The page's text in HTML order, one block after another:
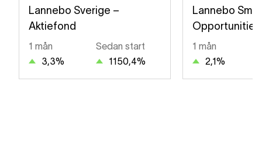
Lannebo Sverige –
Aktiefond
1 mån
3,3%
Sedan start
1150,4%
Lannebo
Opportunities
1 mån
2,1%